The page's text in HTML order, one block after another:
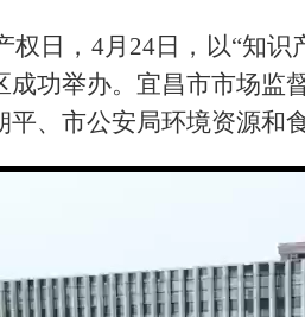
权日，4月24日，以“知
功举办。宜昌市市场监
、市公安局环境资源和